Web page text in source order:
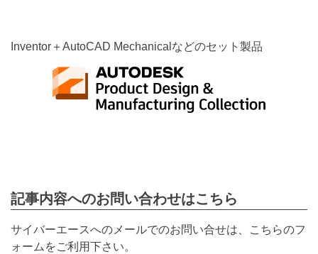
Inventor＋AutoCAD Mechanicalなどのセット製品
記事内容へのお問い合わせはこちら
サイバーエースへのメールでのお問い合せは、こちらのフ
ォームをご利用下さい。